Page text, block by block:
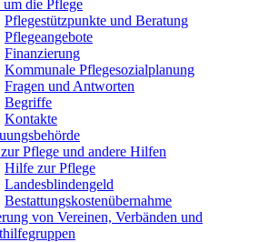
die Pflege
Pflegestützpunkte und Beratung
Pflegeangebote
Finanzierung
Kommunale Pflegesozialplanung
Fragen und Antworten
Begriffe
Kontakte
Pflege und andere Hilfen
Hilfe zur Pflege
Landesblindengeld
Bestattungskosten­übernahme
von Vereinen, Verbänden und